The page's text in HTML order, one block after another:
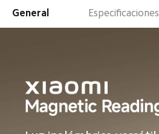
General Especificaciones